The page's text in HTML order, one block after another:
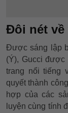
Đôi nét
Được sáng lập
(Ý), Gucci
trang nổi tiếng
quyết thành
hợp của các
luyện cùng tính